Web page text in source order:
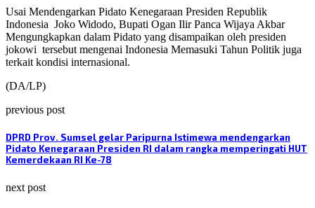
Usai Mendengarkan Pidato Kenegaraan Presiden Republik
Indonesia Joko Widodo, Bupati Ogan Ilir Panca Wijaya Akbar
Mengungkapkan dalam Pidato yang disampaikan oleh presiden
jokowi tersebut mengenai Indonesia Memasuki Tahun Politik juga
terkait kondisi internasional.
(DA/LP)
previous post
DPRD Prov. Sumsel gelar Paripurna Istimewa mendengarkan
Pidato Kenegaraan Presiden RI dalam rangka memperingati HUT
Kemerdekaan RI Ke-78
next post